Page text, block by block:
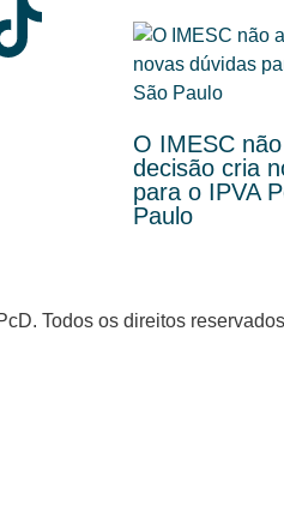
O IMESC
decisão cria
para o IPVA
Paulo
Todos os direitos